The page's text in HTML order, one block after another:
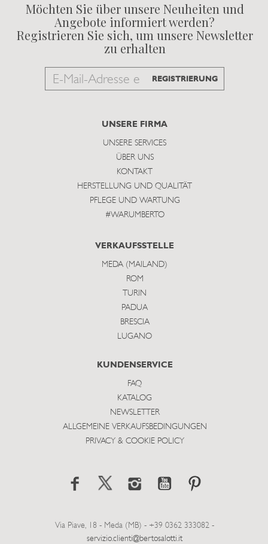
Möchten Sie über unsere Neuheiten und
Angebote informiert werden?
Registrieren Sie sich, um unsere Newsletter
zu erhalten
Email
subscribe
REGISTRIERUNG
UNSERE FIRMA
UNSERE SERVICES
ÜBER UNS
KONTAKT
HERSTELLUNG UND QUALITÄT
PFLEGE UND WARTUNG
#WARUMBERTO
VERKAUFSSTELLE
MEDA (MAILAND)
ROM
TURIN
PADUA
BRESCIA
LUGANO
KUNDENSERVICE
FAQ
KATALOG
NEWSLETTER
ALLGEMEINE VERKAUFSBEDINGUNGEN
PRIVACY & COOKIE POLICY
Via Piave, 18 - Meda (MB) - +39 0362 333082 -
servizio.clienti@bertosalotti.it